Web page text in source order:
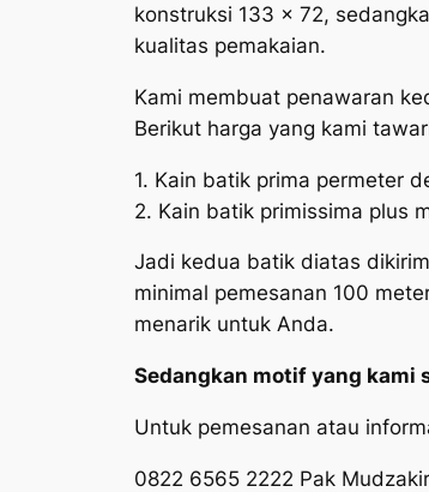
konstruksi 133 x 72,
kualitas pemakaian.
Kami membuat penawaran
Berikut harga yang kami
1. Kain batik prima permeter
2. Kain batik primissima plus
Jadi kedua batik diatas
minimal pemesanan 100
menarik untuk Anda.
Sedangkan motif yang kami
Untuk pemesanan atau
0822 6565 2222 Pak